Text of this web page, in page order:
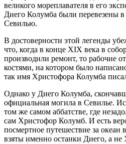
великого мореплавателя в его
Диего Колумба были перевезены в
Севилью.
В достоверности этой легенды
что, когда в конце XIX века в
производили ремонт, то рабочие
костями, на котором было
так имя Христофора Колумба
Однако у Диего Колумба,
официальная могила в Севилье.
том же самом аббатстве, где
сам Христофор Колумб. И есть
посмертное путешествие за
взяты именно останки Диего, а не